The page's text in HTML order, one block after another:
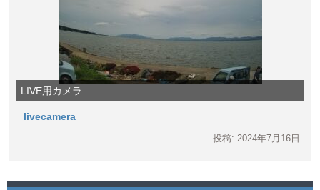
LIVE用カメラ
livecamera
投稿: 2024年7月16日